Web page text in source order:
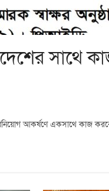
সাথে
আকর্ষণে একসাথে কাজ